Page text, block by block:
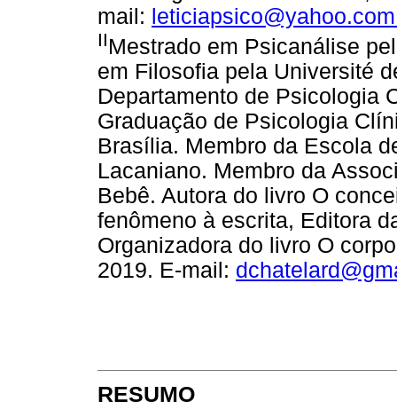
mail:
IIMestrado em Psicanálise
em Filosofia pela Université
Departamento de Psicologia
Graduação de Psicologia
Brasília. Membro da Escola
Lacaniano. Membro da
Bebê. Autora do livro O
fenômeno à escrita, Editora
Organizadora do livro O
2019. E-mail:
RESUMO